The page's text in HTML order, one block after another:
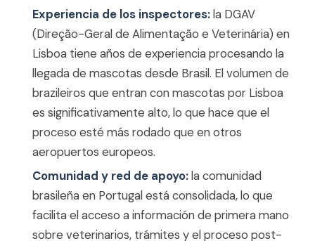
Experiencia de los inspectores:la DGAV
(Direção-Geral de Alimentação e Veterinária) en
Lisboa tiene años de experiencia procesando la
llegada de mascotas desde Brasil. El volumen de
brazileiros que entran con mascotas por Lisboa
es significativamente alto, lo que hace que el
proceso esté más rodado que en otros
aeropuertos europeos.
Comunidad y red de apoyo:la comunidad
brasileña en Portugal está consolidada, lo que
facilita el acceso a información de primera mano
sobre veterinarios, trámites y el proceso post-